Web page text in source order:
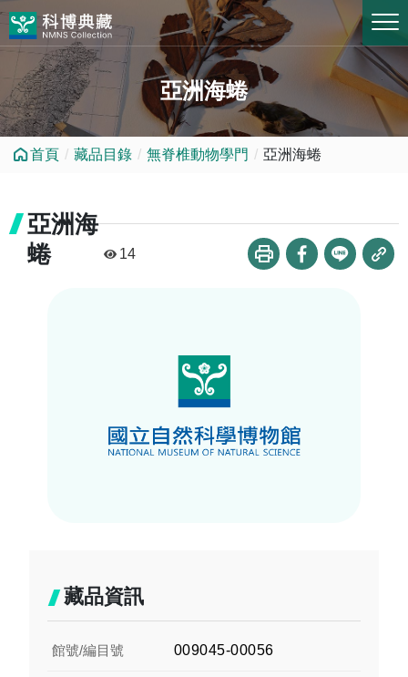
亞洲海蜷
首頁 藏品目錄 無脊椎動物學門 亞洲海蜷
亞洲海
蜷
14
藏品資訊
館號/編目號 009045-00056